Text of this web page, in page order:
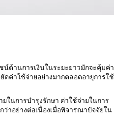
น์ด้านการเงินในระยะยาวมักจะคุ้มค่า
ค่าใช้จ่ายอย่างมากตลอดอายุการใช้
ในการบำรุงรักษา ค่าใช้จ่ายในการ
าอย่างต่อเนื่องเมื่อพิจารณาปัจจัยใน